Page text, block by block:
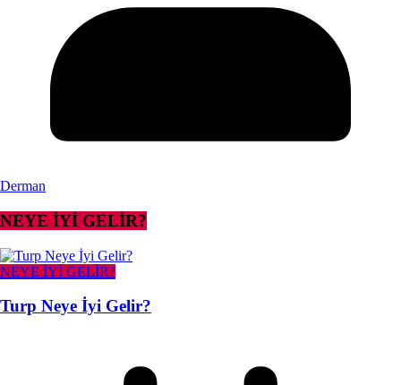
Derman
NEYE İYİ GELİR?
NEYE İYİ GELİR?
Turp Neye İyi Gelir?